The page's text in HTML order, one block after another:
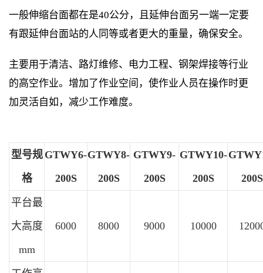
一般伸缩台面都在是40公分，且延伸台面另一端一定要
有跟延伸台面站的人同等或者更大的重量，确保安全。
主要用于清洁、路灯维修、电力工程、钢架焊接等行业
的高空作业。增加了作业空间，使作业人员在操作时更
加灵活自如，减少工作难度。
型号规
格
GTWY6-
200S
GTWY8-
200S
GTWY9-
200S
GTWY10-
200S
200S
平台最
大高度
mm
6000 8000 9000 10000